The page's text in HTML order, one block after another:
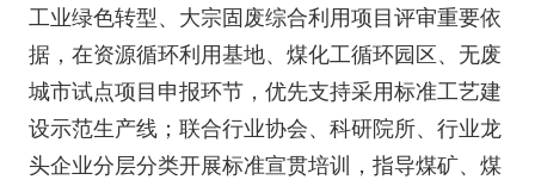
工业绿色转型、大宗固废综合利用项目评审重要依
据，在资源循环利用基地、煤化工循环园区、无废
城市试点项目申报环节，优先支持采用标准工艺建
设示范生产线；联合行业协会、科研院所、行业龙
头企业分层分类开展标准宣贯培训，指导煤矿、煤